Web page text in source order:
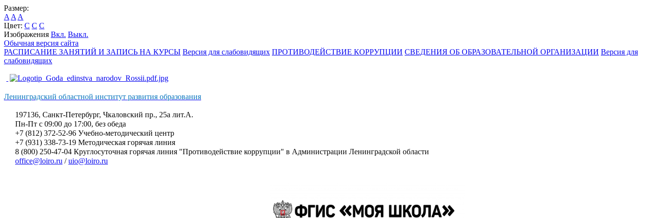
Размер:
A A A
Цвет: C C C
Изображения Вкл. Выкл.
Обычная версия сайта
РАСПИСАНИЕ ЗАНЯТИЙ И ЗАПИСЬ НА КУРСЫ Версия для слабовидящих ПРОТИВОДЕЙСТВИЕ КОРРУПЦИИ СВЕДЕНИЯ ОБ ОБРАЗОВАТЕЛЬНОЙ ОРГАНИЗАЦИИ Версия для
слабовидящих
Ленинградский областной институт развития образования
197136, Санкт-Петербург, Чкаловский пр., 25а лит.А.
Пн-Пт с 09:00 до 17:00, без обеда
+7 (812) 372-52-96 Учебно-методический центр
+7 (931) 338-73-19 Методическая горячая линия
8 (800) 250-47-04 Круглосуточная горячая линия "Противодействие коррупции" в Администрации Ленинградской области
office@loiro.ru /uio@loiro.ru